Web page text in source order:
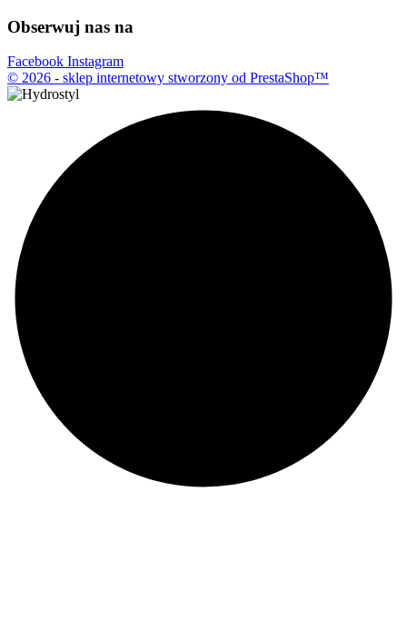
Obserwuj nas na
Facebook Instagram
© 2026 - sklep internetowy stworzony od PrestaShop™